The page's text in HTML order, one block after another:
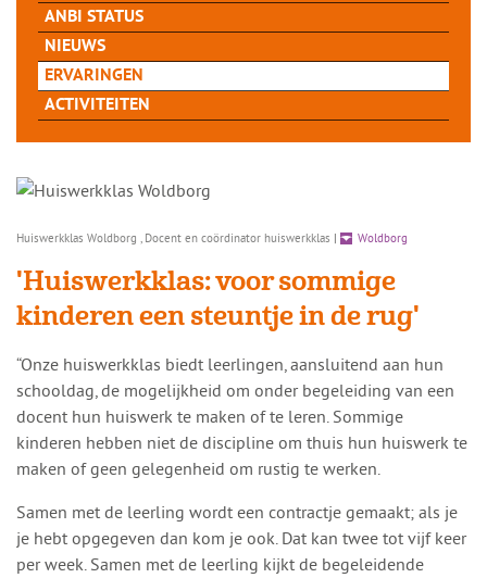
ANBI STATUS
NIEUWS
ERVARINGEN
ACTIVITEITEN
Huiswerkklas Woldborg , Docent en coördinator huiswerkklas | Woldborg
'Huiswerkklas: voor sommige
kinderen een steuntje in de rug'
“Onze huiswerkklas biedt leerlingen, aansluitend aan hun
schooldag, de mogelijkheid om onder begeleiding van een
docent hun huiswerk te maken of te leren. Sommige
kinderen hebben niet de discipline om thuis hun huiswerk te
maken of geen gelegenheid om rustig te werken.
Samen met de leerling wordt een contractje gemaakt; als je
je hebt opgegeven dan kom je ook. Dat kan twee tot vijf keer
per week. Samen met de leerling kijkt de begeleidende